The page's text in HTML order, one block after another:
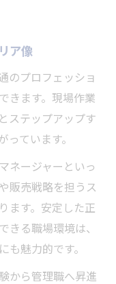
ア像
のプロフェッショ
きます。現場作業
ステップアップす
ています。
ネージャーといっ
販売戦略を担うス
ます。安定した正
る職場環境は、
魅力的です。
から管理職へ昇進